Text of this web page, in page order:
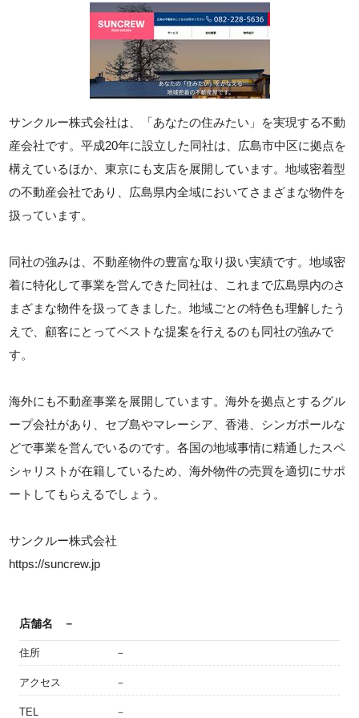
サンクルー株式会社は、「あなたの住みたい」を実現する不動
産会社です。平成20年に設立した同社は、広島市中区に拠点を
構えているほか、東京にも支店を展開しています。地域密着型
の不動産会社であり、広島県内全域においてさまざまな物件を
扱っています。
同社の強みは、不動産物件の豊富な取り扱い実績です。地域密
着に特化して事業を営んできた同社は、これまで広島県内のさ
まざまな物件を扱ってきました。地域ごとの特色も理解したう
えで、顧客にとってベストな提案を行えるのも同社の強みで
す。
海外にも不動産事業を展開しています。海外を拠点とするグル
ープ会社があり、セブ島やマレーシア、香港、シンガポールな
どで事業を営んでいるのです。各国の地域事情に精通したスペ
シャリストが在籍しているため、海外物件の売買を適切にサポ
ートしてもらえるでしょう。
サンクルー株式会社
https://suncrew.jp
店舗名 －
住所 －
アクセス －
TEL －